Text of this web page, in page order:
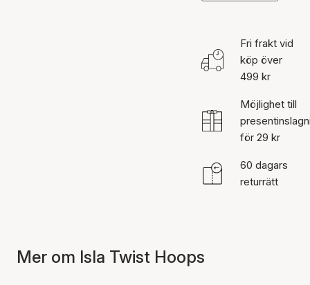
Fri frakt vid
köp över
499 kr
Möjlighet till
för 29 kr
60 dagars
returrätt
Mer om Isla Twist Hoops